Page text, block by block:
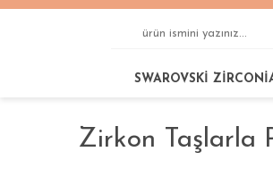
SWAROVSKİ
Zirkon Taşlarla